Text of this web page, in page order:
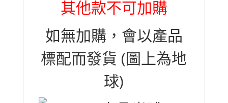
其他款不可加購
如無加購，會以產品
標配而發貨 (圖上為地
球)